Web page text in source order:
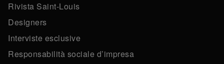
Rivista Saint-Louis
Designers
Interviste esclusive
Responsabilità sociale d’impresa